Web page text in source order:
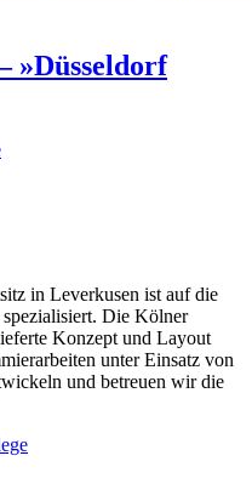
»Düsseldorf
in Leverkusen ist auf die
Die Kölner
Konzept und Layout
unter Einsatz von
und betreuen wir die